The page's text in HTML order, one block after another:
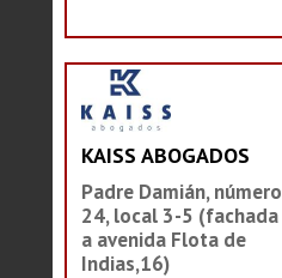
KAISS ABOGADOS
Padre Damián, número
24, local 3-5 (fachada
a avenida Flota de
Indias,16)